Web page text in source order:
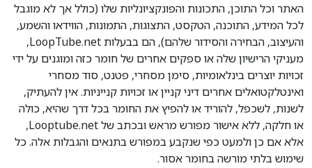
האתר וכל התוכן, התכונות והפונקציונליות שלו (כולל אך לא מוגבל
לכל המידע, התוכנה, הטקסט, התצוגות, התמונות, הווידאו והשמע,
והעיצוב, הבחירה והסידור שלהם), הם בבעלות LoopTube.net,
מעניקי הרישיון שלה או ספקים אחרים של חומר כזה ומוגנים על ידי
זכויות יוצרים בינלאומיות, סימן מסחרי, פטנט, סוד מסחרי
ואינטלקטואלים אחרים דיני קניין או זכויות קנייניות. אין להעתיק,
לשנות, לשכפל, להוריד או להפיץ את החומר בכל דרך שהיא, כולה
או חלקה, ללא אישור מפורש מראש ובכתב של Looptube.net,
אלא אם כן ולמעט כפי שנקבע במפורש בתנאים והגבלות אלה. כל
שימוש בלתי מורשה בחומר אסור.